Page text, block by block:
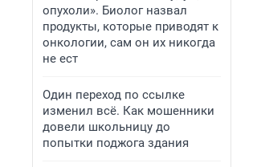
опухоли». Биолог назвал
продукты, которые приводят к
онкологии, сам он их никогда
не ест
Один переход по ссылке
изменил всё. Как мошенники
довели школьницу до
попытки поджога здания